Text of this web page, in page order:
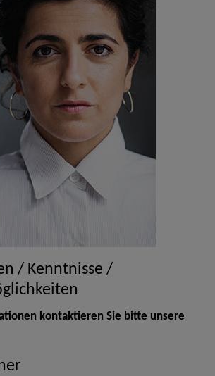
/ Kenntnisse /
kontaktieren Sie bitte unsere